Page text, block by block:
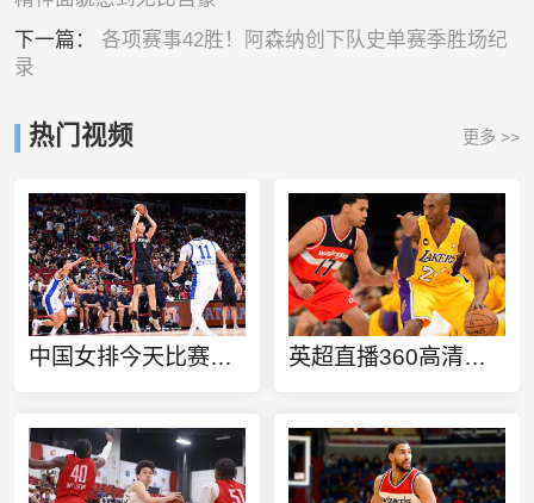
下一篇： 各项赛事42胜！阿森纳创下队史单赛季胜场纪
录
热门视频 更多 >>
中国女排今天比赛直播cctv5 英超直播360高清直播